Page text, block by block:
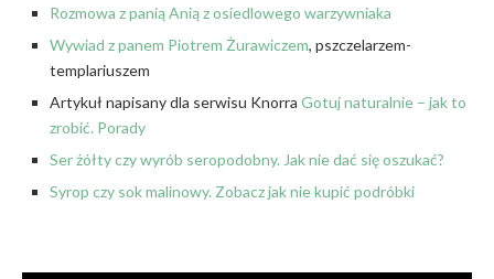
Rozmowa z panią Anią z osiedlowego warzywniaka
Wywiad z panem Piotrem Żurawiczem, pszczelarzem-
templariuszem
Artykuł napisany dla serwisu Knorra Gotuj naturalnie – jak to
zrobić. Porady
Ser żółty czy wyrób seropodobny. Jak nie dać się oszukać?
Syrop czy sok malinowy. Zobacz jak nie kupić podróbki